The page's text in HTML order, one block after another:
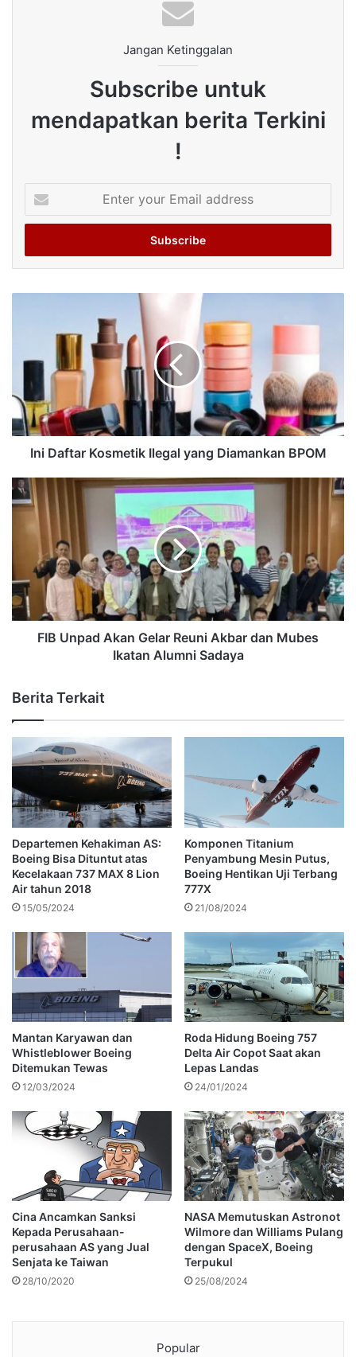
Jangan Ketinggalan
Subscribe untuk
mendapatkan berita Terkini
!
your
Email
Ini Daftar Kosmetik Ilegal yang Diamankan BPOM
FIB Unpad Akan Gelar Reuni Akbar dan Mubes
Ikatan Alumni Sadaya
Berita Terkait
Departemen Kehakiman AS:
Boeing Bisa Dituntut atas
Kecelakaan 737 MAX 8 Lion
Air tahun 2018
15/05/2024
Komponen Titanium
Penyambung Mesin Putus,
Boeing Hentikan Uji Terbang
777X
21/08/2024
Mantan Karyawan dan
Whistleblower Boeing
Ditemukan Tewas
12/03/2024
Roda Hidung Boeing 757
Delta Air Copot Saat akan
Lepas Landas
24/01/2024
Cina Ancamkan Sanksi
Kepada Perusahaan-
perusahaan AS yang Jual
Senjata ke Taiwan
28/10/2020
NASA Memutuskan Astronot
Wilmore dan Williams Pulang
dengan SpaceX, Boeing
Terpukul
25/08/2024
Popular